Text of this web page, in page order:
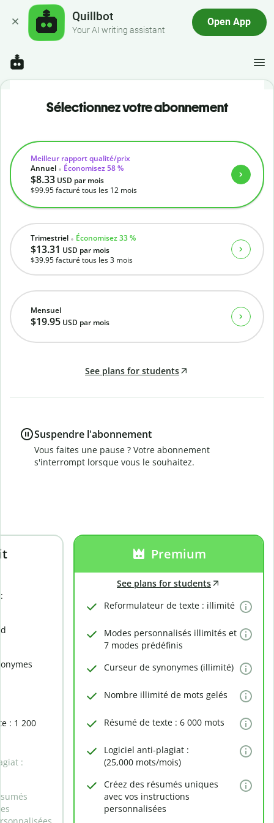
Quillbot
Your AI writing assistant
Open App
: 1 200
:
Premium
See plans for students
Reformulateur de texte : illimité
Modes personnalisés illimités et
7 modes prédéfinis
Curseur de synonymes (illimité)
Nombre illimité de mots gelés
Résumé de texte : 6 000 mots
Logiciel anti-plagiat :
(25,000 mots/mois)
Créez des résumés uniques
avec vos instructions
personnalisées
Sélectionnez votre abonnement
Mensuel
$19.95 USD par mois
Trimestriel Économisez 33 %
$13.31 USD par mois
$39.95facturé tous les 3 mois
Meilleur rapport qualité/prix
Annuel
Économisez 58 %
$8.33 USD par mois
$99.95facturé tous les 12 mois
See plans for students
Suspendre l'abonnement
Vous faites une pause ? Votre abonnement
s'interrompt lorsque vous le souhaitez.